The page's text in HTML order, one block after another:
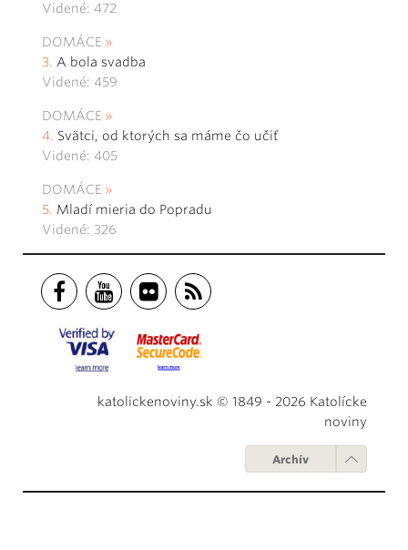
Videné: 472
DOMÁCE
A bola svadba
Videné: 459
DOMÁCE
Svätci, od ktorých sa máme čo učiť
Videné: 405
DOMÁCE
Mladí mieria do Popradu
Videné: 326
katolickenoviny.sk © 1849 - 2026 Katolícke
noviny
Archív